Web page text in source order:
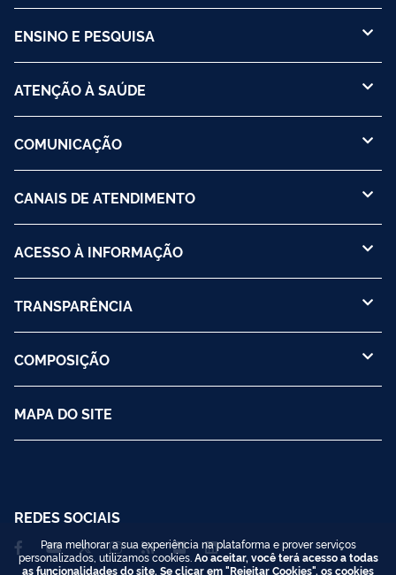
ENSINO E PESQUISA
ATENÇÃO À SAÚDE
COMUNICAÇÃO
CANAIS DE ATENDIMENTO
ACESSO À INFORMAÇÃO
TRANSPARÊNCIA
COMPOSIÇÃO
MAPA DO SITE
REDES SOCIAIS
Para melhorar a sua experiência na plataforma e prover serviços
personalizados, utilizamos cookies. Ao aceitar, você terá acesso a todas
as funcionalidades do site. Se clicar em "Rejeitar Cookies", os cookies